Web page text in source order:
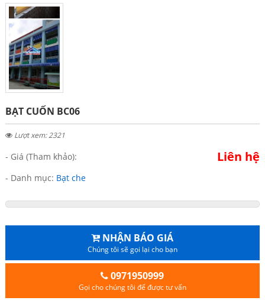
BẠT CUỐN BC06
Lượt xem: 2321
- Giá (Tham khảo): Liên hệ
- Danh mục: Bạt che
NHẬN BÁO GIÁ
Chúng tôi sẽ gọi lại cho bạn
0971950999
Gọi cho chúng tôi để được tư vấn